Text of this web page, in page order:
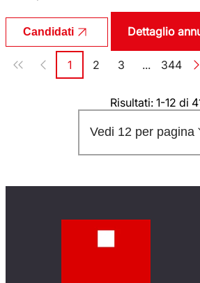
Candidati Dettaglio
Paginazione
Pagina
1 Pagina
2 Pagina
3 ... Pagina
344
Risultati: 1-12 di
Vedi 12 per pagina